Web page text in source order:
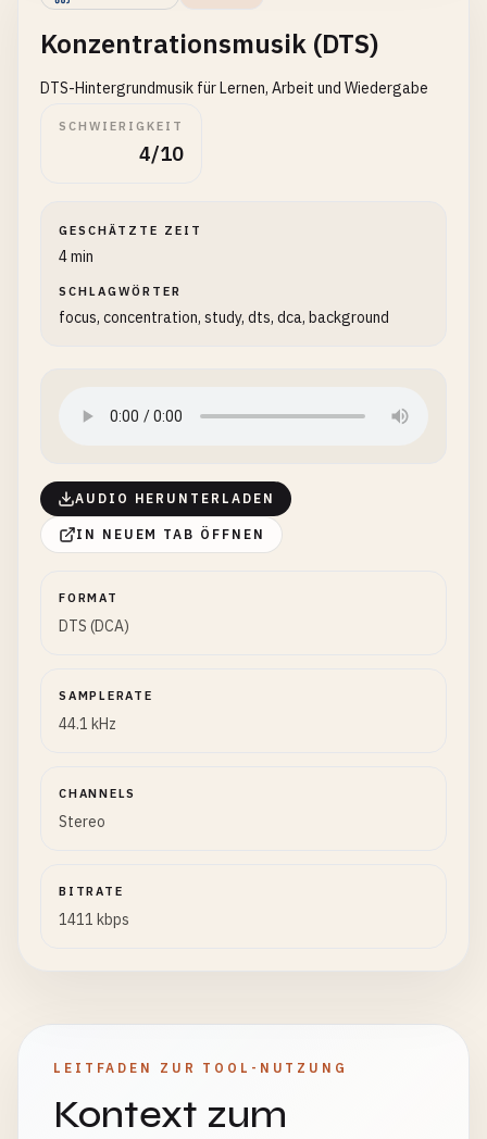
Konzentrationsmusik (DTS)
DTS-Hintergrundmusik für Lernen, Arbeit und Wiedergabe
SCHWIERIGKEIT
4/10
GESCHÄTZTE ZEIT
4 min
SCHLAGWÖRTER
focus, concentration, study, dts, dca, background
AUDIO HERUNTERLADEN
IN NEUEM TAB ÖFFNEN
FORMAT
DTS (DCA)
SAMPLERATE
44.1 kHz
CHANNELS
Stereo
BITRATE
1411 kbps
LEITFADEN ZUR TOOL-NUTZUNG
Kontext zum